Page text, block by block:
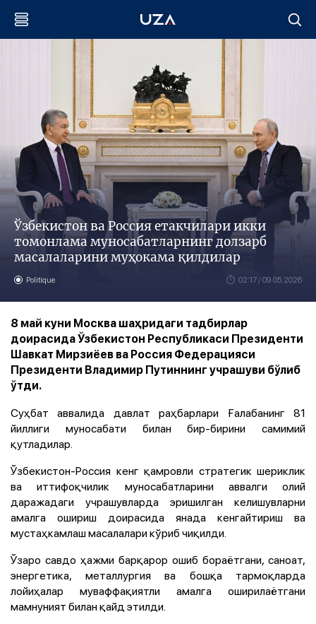
Ўзбекистон ва Россия етакчилари икки
томонлама муносабатларнинг долзарб
масалаларини муҳокама қилдилар
Politique 02:17 / 09.05.2026
8 май куни Москва шаҳридаги тадбирлар
доирасида Ўзбекистон Республикаси Президенти
Шавкат Мирзиёев ва Россия Федерацияси
Президенти Владимир Путиннинг учрашуви бўлиб
ўтди.
Суҳбат аввалида давлат раҳбарлари Ғалабанинг 81
йиллиги муносабати билан бир-бирини самимий
қутладилар.
Ўзбекистон-Россия кенг қамровли стратегик шериклик
ва иттифоқчилик муносабатларини аввалги олий
даражадаги учрашувларда эришилган келишувларни
амалга ошириш доирасида янада кенгайтириш ва
мустаҳкамлаш масалалари кўриб чиқилди.
Ўзаро савдо ҳажми барқарор ошиб бораётгани, саноат,
энергетика, металлургия ва бошқа тармоқларда
лойиҳалар муваффақиятли амалга оширилаётгани
мамнуният билан қайд этилди.